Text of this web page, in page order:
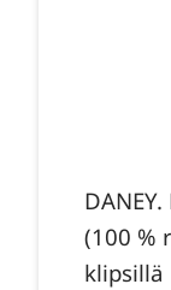
(100 %
klipsillä